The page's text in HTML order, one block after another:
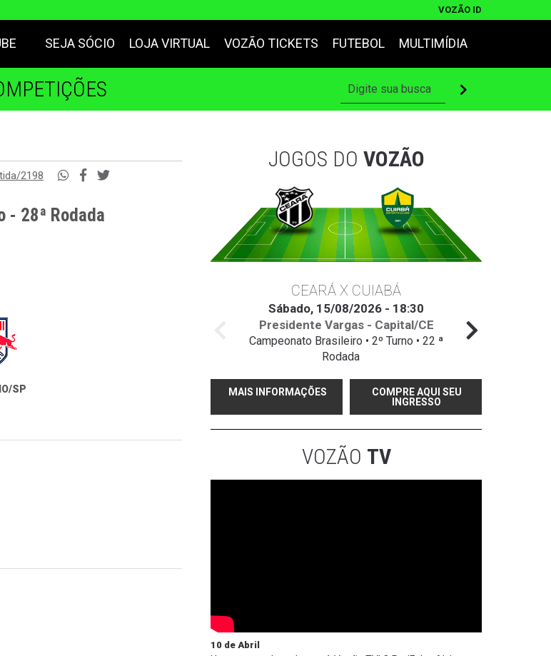
VOZÃO ID
SEJA SÓCIO LOJA VIRTUAL VOZÃO TICKETS FUTEBOL MULTIMÍDIA
2198
- 28ª Rodada
SP
JOGOS DO VOZÃO
CEARÁ X CUIABÁ
Sábado, 15/08/2026 - 18:30
Presidente Vargas - Capital/CE
Campeonato Brasileiro • 2º Turno • 22 ª
Rodada
MAIS INFORMAÇÕES
COMPRE AQUI SEU
INGRESSO
VOZÃO TV
10 de Abril